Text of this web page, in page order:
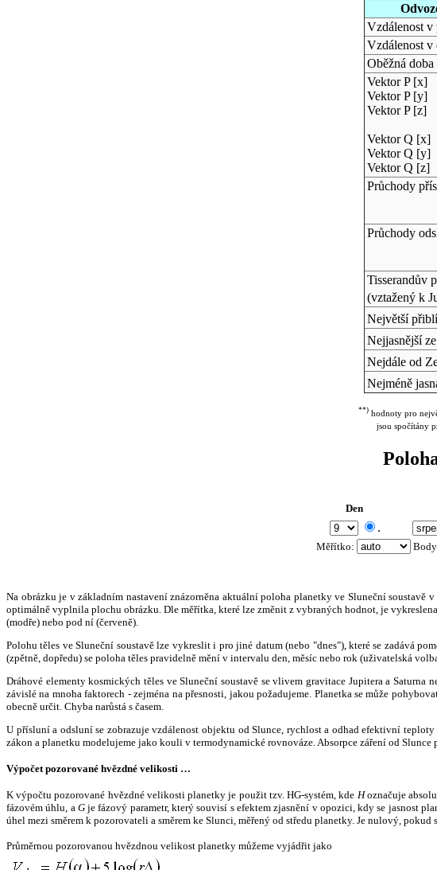
Vzdálenost v
Vzdálenost v
Oběžná doba
Vektor P [x]
Vektor P [y]
Vektor P [z]
Vektor Q [x]
Vektor Q [y]
Vektor Q [z]
Průchody
Průchody
Tisserandův
(vztažený k
Největší
Nejjasnější
Nejdále od
Nejméně
**) hodnoty pro
jsou spočítány
Den
.
Měřítko: Body
Na obrázku je v základním nastavení znázorněna aktuální poloha planetky ve Sluneční
optimálně vyplnila plochu obrázku. Dle měřítka, které lze změnit z vybraných hodnot, je
(modře) nebo pod ní (červeně).
Polohu těles ve Sluneční soustavě lze vykreslit i pro jiné datum (nebo "dnes"), které se zadává
(zpětně, dopředu) se poloha těles pravidelně mění v intervalu den, měsíc nebo rok (uživatelská
Dráhové elementy kosmických těles ve Sluneční soustavě se vlivem gravitace Jupitera a
závislé na mnoha faktorech - zejména na přesnosti, jakou požadujeme. Planetka se může
obecně určit. Chyba narůstá s časem.
U přísluní a odsluní se zobrazuje vzdálenost objektu od Slunce, rychlost a odhad efektivní
zákon a planetku modelujeme jako kouli v termodynamické rovnováze. Absorpce záření od
Výpočet pozorované hvězdné velikosti …
K výpočtu pozorované hvězdné velikosti planetky je použit tzv. HG-systém, kde Hoznačuje
fázovém úhlu, a Gje fázový parametr, který souvisí s efektem zjasnění v opozici, kdy se jasnost
úhel mezi směrem k pozorovateli a směrem ke Slunci, měřený od středu planetky. Je nulový,
Průměrnou pozorovanou hvězdnou velikost planetky můžeme vyjádřit jako